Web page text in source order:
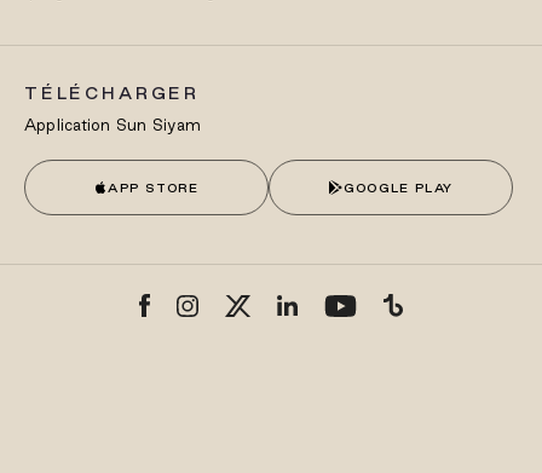
TÉLÉCHARGER
Application Sun Siyam
APP STORE GOOGLE PLAY